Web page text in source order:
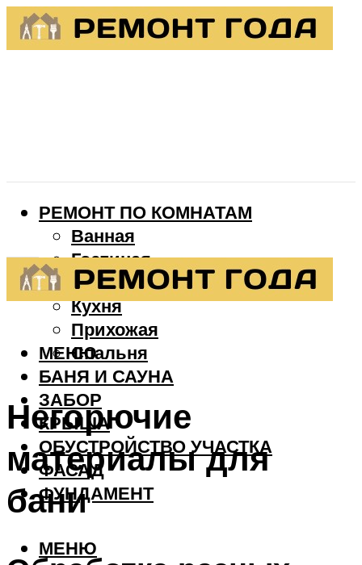
РЕМОНТ ПО КОМНАТАМ
Ванная
Гостиная
Детская
Кухня
Прихожая
Спальня
БАНЯ И САУНА
ЗАБОР
КРЫША
ОБУСТРОЙСТВО УЧАСТКА
ФАСАД
ФУНДАМЕНТ
МЕНЮ
МЕНЮ
Негорючие
материалы для
бани